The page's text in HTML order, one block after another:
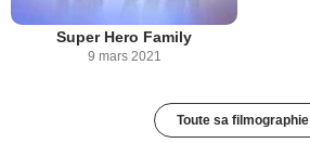
Super Hero Family
9 mars 2021
Toute sa filmographie